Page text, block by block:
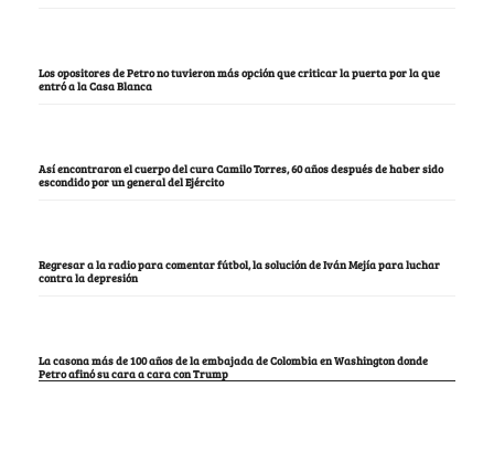
Los opositores de Petro no tuvieron más opción que criticar la puerta por la que
entró a la Casa Blanca
Así encontraron el cuerpo del cura Camilo Torres, 60 años después de haber sido
escondido por un general del Ejército
Regresar a la radio para comentar fútbol, la solución de Iván Mejía para luchar
contra la depresión
La casona más de 100 años de la embajada de Colombia en Washington donde
Petro afinó su cara a cara con Trump